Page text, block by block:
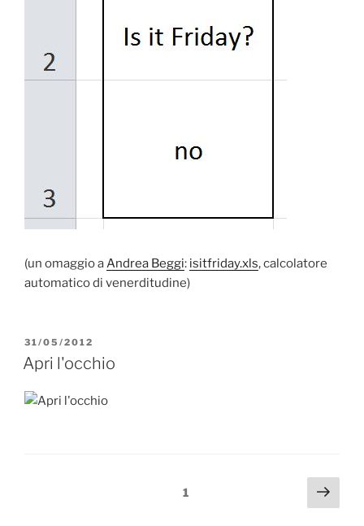
(un omaggio aAndrea Beggi: isitfriday.xls, calcolatore
automatico di venerditudine)
PUBBLICATO
IL
31/05/2012
Apri l'occhio
Pagina1